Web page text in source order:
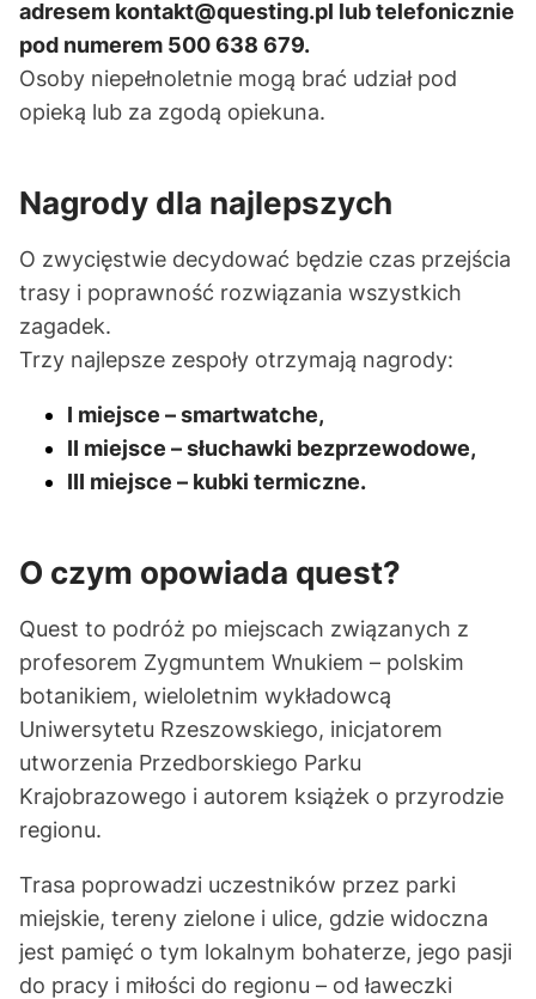
adresem kontakt@questing.pl lub telefonicznie
pod numerem 500 638 679.
Osoby niepełnoletnie mogą brać udział pod
opieką lub za zgodą opiekuna.
Nagrody dla najlepszych
O zwycięstwie decydować będzie czas przejścia
trasy i poprawność rozwiązania wszystkich
zagadek.
Trzy najlepsze zespoły otrzymają nagrody:
I miejsce – smartwatche,
II miejsce – słuchawki bezprzewodowe,
III miejsce – kubki termiczne.
O czym opowiada quest?
Quest to podróż po miejscach związanych z
profesorem Zygmuntem Wnukiem – polskim
botanikiem, wieloletnim wykładowcą
Uniwersytetu Rzeszowskiego, inicjatorem
utworzenia Przedborskiego Parku
Krajobrazowego i autorem książek o przyrodzie
regionu.
Trasa poprowadzi uczestników przez parki
miejskie, tereny zielone i ulice, gdzie widoczna
jest pamięć o tym lokalnym bohaterze, jego pasji
do pracy i miłości do regionu – od ławeczki